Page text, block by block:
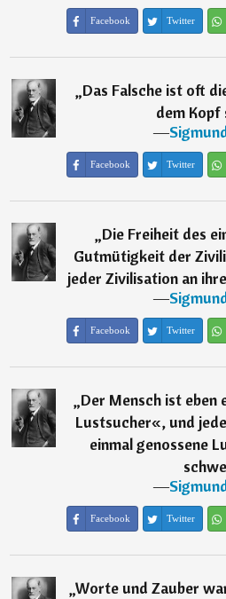
Facebook Twitter
„Das Falsche ist oft
dem Kopf
―
Facebook Twitter
„Die Freiheit des
Gutmütigkeit der
jeder Zivilisation an
―
Facebook Twitter
„Der Mensch ist eben
Lustsucher«, und
einmal genossene
―
Facebook Twitter
„Worte und Zauber